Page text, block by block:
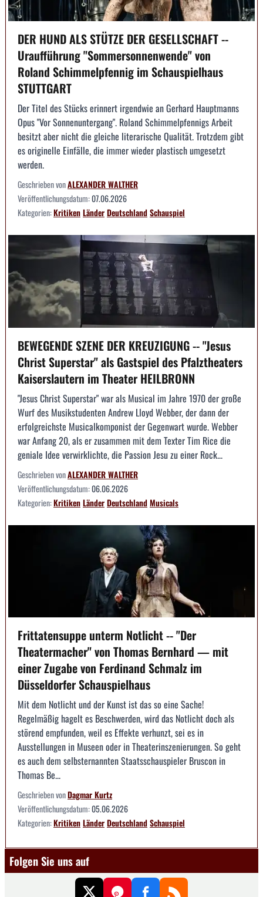
DER HUND ALS STÜTZE DER GESELLSCHAFT --
Uraufführung "Sommersonnenwende" von
Roland Schimmelpfennig im Schauspielhaus
STUTTGART
Der Titel des Stücks erinnert irgendwie an Gerhard Hauptmanns
Opus "Vor Sonnenuntergang". Roland Schimmelpfennigs Arbeit
besitzt aber nicht die gleiche literarische Qualität. Trotzdem gibt
es originelle Einfälle, die immer wieder plastisch umgesetzt
werden.
Geschrieben vonALEXANDER WALTHER
Veröffentlichungsdatum:07.06.2026
Kategorien:KritikenLänderDeutschlandSchauspiel
BEWEGENDE SZENE DER KREUZIGUNG -- "Jesus
Christ Superstar" als Gastspiel des Pfalztheaters
Kaiserslautern im Theater HEILBRONN
"Jesus Christ Superstar" war als Musical im Jahre 1970 der große
Wurf des Musikstudenten Andrew Lloyd Webber, der dann der
erfolgreichste Musicalkomponist der Gegenwart wurde. Webber
war Anfang 20, als er zusammen mit dem Texter Tim Rice die
geniale Idee verwirklichte, die Passion Jesu zu einer Rock...
Geschrieben vonALEXANDER WALTHER
Veröffentlichungsdatum:06.06.2026
Kategorien:KritikenLänderDeutschlandMusicals
Frittatensuppe unterm Notlicht -- "Der
Theatermacher" von Thomas Bernhard — mit
einer Zugabe von Ferdinand Schmalz im
Düsseldorfer Schauspielhaus
Mit dem Notlicht und der Kunst ist das so eine Sache!
Regelmäßig hagelt es Beschwerden, wird das Notlicht doch als
störend empfunden, weil es Effekte verhunzt, sei es in
Ausstellungen in Museen oder in Theaterinszenierungen. So geht
es auch dem selbsternannten Staatsschauspieler Bruscon in
Thomas Be...
Geschrieben vonDagmar Kurtz
Veröffentlichungsdatum:05.06.2026
Kategorien:KritikenLänderDeutschlandSchauspiel
Folgen Sie uns auf